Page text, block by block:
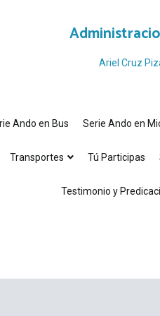
Ariel Cruz
Ando en Bus Serie Ando en
Transportes Tú Participas
Testimonio y